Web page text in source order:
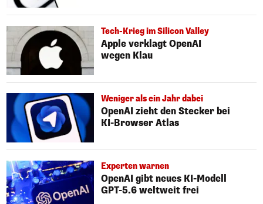
Tech-Krieg im Silicon Valley
Apple verklagt OpenAI
wegen Klau
Weniger als ein Jahr dabei
OpenAI zieht den Stecker bei
KI-Browser Atlas
Experten warnen
OpenAI gibt neues KI-Modell
GPT-5.6 weltweit frei